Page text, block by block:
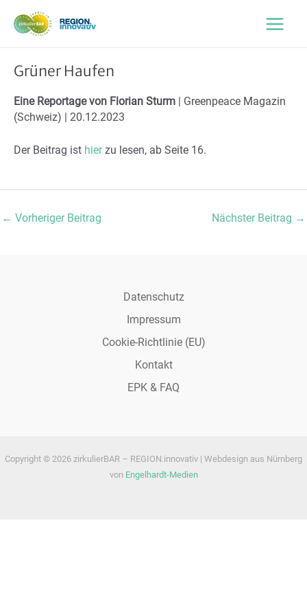
Inhalt
springen
Grüner Haufen
Eine Reportage von Florian Sturm | Greenpeace Magazin
(Schweiz) | 20.12.2023
Der Beitrag ist hierzu lesen, ab Seite 16.
Post
← Vorheriger Beitrag Nächster Beitrag →
Datenschutz
Impressum
Cookie-Richtlinie (EU)
Kontakt
EPK & FAQ
Copyright © 2026 zirkulierBAR – REGION.innovativ | Webdesign aus Nürnberg
von Engelhardt-Medien